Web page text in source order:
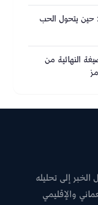
حين يتحول الحب
النهائية من
إلى تحليله
والإقليمي